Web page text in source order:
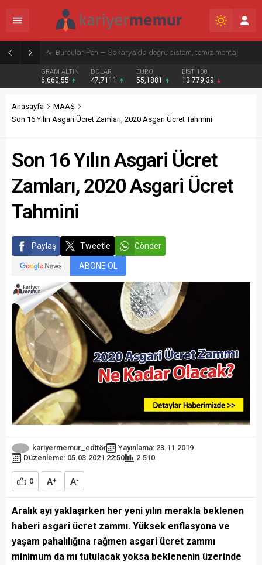
Burcular Pen — Sakarya’da doğru sistem, temiz montaj
GRAM ALTIN
6.660,55
DOLAR
47,7111
EURO
55,1881
BIST 100
13.779,39
Anasayfa
MAAŞ
Son 16 Yılın Asgari Ücret Zamları, 2020 Asgari Ücret Tahmini
Son 16 Yılın Asgari Ücret
Zamları, 2020 Asgari Ücret
Tahmini
Paylaş Tweetle Gönder
ABONE OL
kariyermemur_editör
Yayınlama: 23.11.2019
Düzenleme: 05.03.2021 22:50
2.510
0 A+ A-
Aralık ayı yaklaşırken her yeni yılın merakla beklenen
haberi asgari ücret zammı. Yüksek enflasyona ve
yaşam pahalılığına rağmen asgari ücret zammı
minimum da mı tutulacak yoksa beklenenin üzerinde